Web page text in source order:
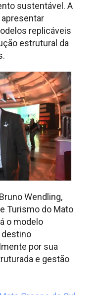
sustentável. A
replicáveis
estrutural da
Wendling,
Turismo do Mato
o modelo
destino
por sua
e gestão